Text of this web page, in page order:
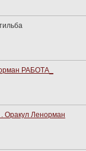
РАБОТА_
Оракул Ленорман